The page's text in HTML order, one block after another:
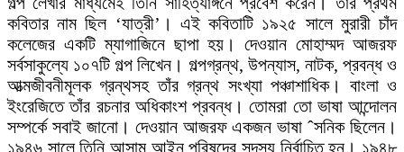
কবিতার নাম ছিল ‘যাত্রী’। এই কবিতাটি ১৯২৫ সালে মুরারী চাঁদ
কলেজের একটি ম্যাগাজিনে ছাপা হয়। দেওয়ান মোহাম্মদ আজরফ
সর্বসাকুল্যে ১০৭টি গল্প লিখেন। গল্পগ্রন্থ, উপন্যাস, নাটক, প্রবন্ধ ও
আত্মজীবনীমূলক গ্রন্থসহ তাঁর গ্রন্থ সংখ্যা পঞ্চাশাধিক। বাংলা ও
ইংরেজিতে তাঁর রচনার অধিকাংশ প্রবন্ধ। তোমরা তো ভাষা আন্দোলন
সম্পর্কে সবাই জানো। দেওয়ান আজরফ একজন ভাষা ˆসনিক ছিলেন।
১৯৪৬ সালে তিনি আসাম আইন পরিষদের সদস্য নির্বাচিত হন। ১৯৪৮